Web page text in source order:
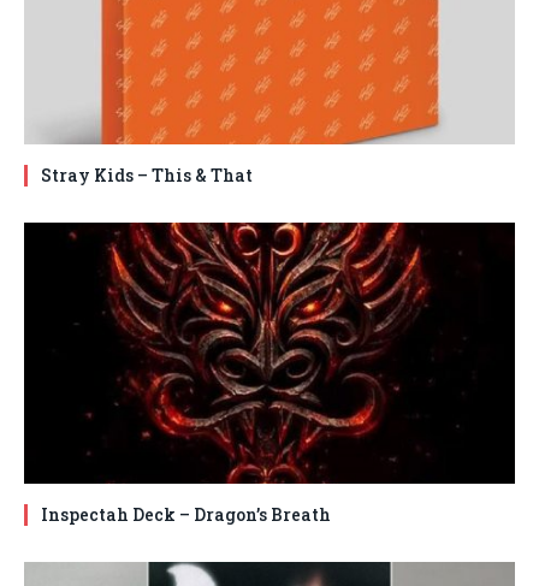
Stray Kids – This & That
Inspectah Deck – Dragon’s Breath